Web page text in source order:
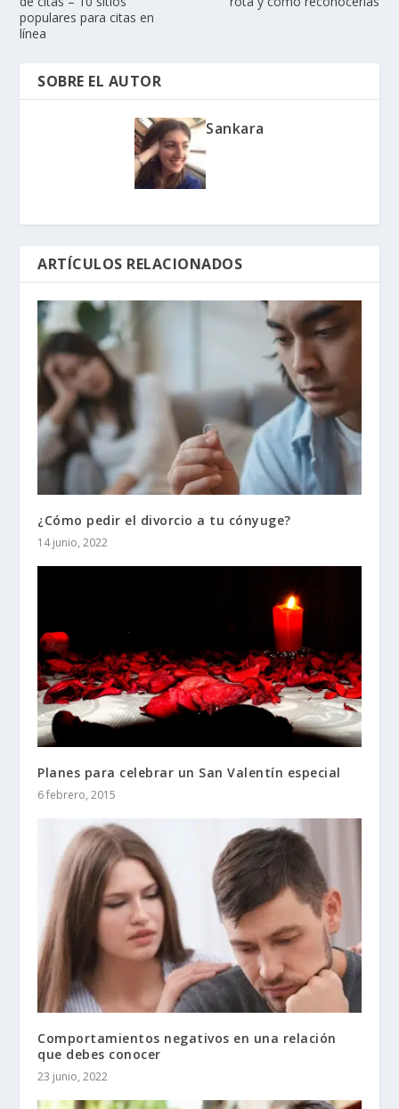
populares para citas en
línea
SOBRE EL AUTOR
Sankara
ARTÍCULOS RELACIONADOS
¿Cómo pedir el divorcio a tu cónyuge?
14 junio, 2022
Planes para celebrar un San Valentín especial
6 febrero, 2015
Comportamientos negativos en una relación
que debes conocer
23 junio, 2022